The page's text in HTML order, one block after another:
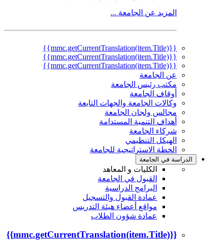
المزيد عن الجامعة ...
عن الجامعة
مكتب رئيس الجامعة
أوقاف الجامعة
وكالات الجامعة والجهات التابعة
مجالس ولجان الجامعة
أهداف التنمية المستدامة
شركاء الجامعة
الهيكل التنظيمي
الخطة الاستراتيجية للجامعة
الدراسة في الجامعة
الكليات و المعاهد
القبول في الجامعة
البرامج الدراسية
عمادة القبول والتسجيل
مواقع أعضاء هيئة التدريس
عمادة شؤون الطلاب